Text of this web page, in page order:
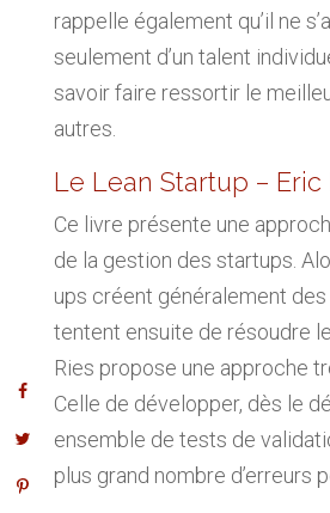
rappelle également qu’il ne
seulement d’un talent
savoir faire ressortir le
autres.
Le Lean Startup – Eric
Ce livre présente une
de la gestion des startups.
ups créent généralement
tentent ensuite de résoudre
Ries propose une approche
Celle de développer, dès le
ensemble de tests de
plus grand nombre d’erreurs